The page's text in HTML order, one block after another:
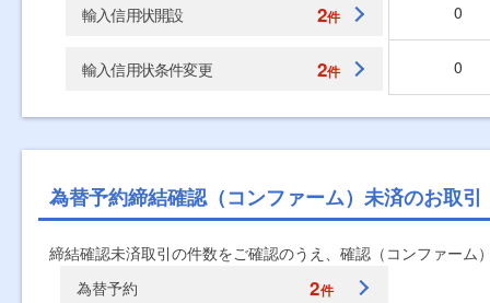
輸入信用状開設 2件 0
輸入信用状条件変更 2件 0
為替予約締結確認（コンファーム）未済のお取引
締結確認未済取引の件数をご確認のうえ、確認（コンファーム
為替予約
2件